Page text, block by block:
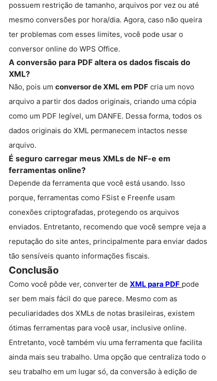
possuem restrição de tamanho, arquivos por vez ou até
mesmo conversões por hora/dia. Agora, caso não queira
ter problemas com esses limites, você pode usar o
conversor online do WPS Office.
A conversão para PDF altera os dados fiscais do
XML?
Não, pois um conversor de XML em PDF cria um novo
arquivo a partir dos dados originais, criando uma cópia
como um PDF legível, um DANFE. Dessa forma, todos os
dados originais do XML permanecem intactos nesse
arquivo.
É seguro carregar meus XMLs de NF-e em
ferramentas online?
Depende da ferramenta que você está usando. Isso
porque, ferramentas como FSist e Freenfe usam
conexões criptografadas, protegendo os arquivos
enviados. Entretanto, recomendo que você sempre veja a
reputação do site antes, principalmente para enviar dados
tão sensíveis quanto informações fiscais.
Conclusão
Como você pôde ver, converter de XML para PDF pode
ser bem mais fácil do que parece. Mesmo com as
peculiaridades dos XMLs de notas brasileiras, existem
ótimas ferramentas para você usar, inclusive online.
Entretanto, você também viu uma ferramenta que facilita
ainda mais seu trabalho. Uma opção que centraliza todo o
seu trabalho em um lugar só, da conversão à edição de